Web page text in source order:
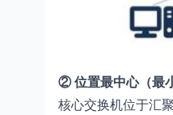
② 位置最中心（最
核心交换机位于汇